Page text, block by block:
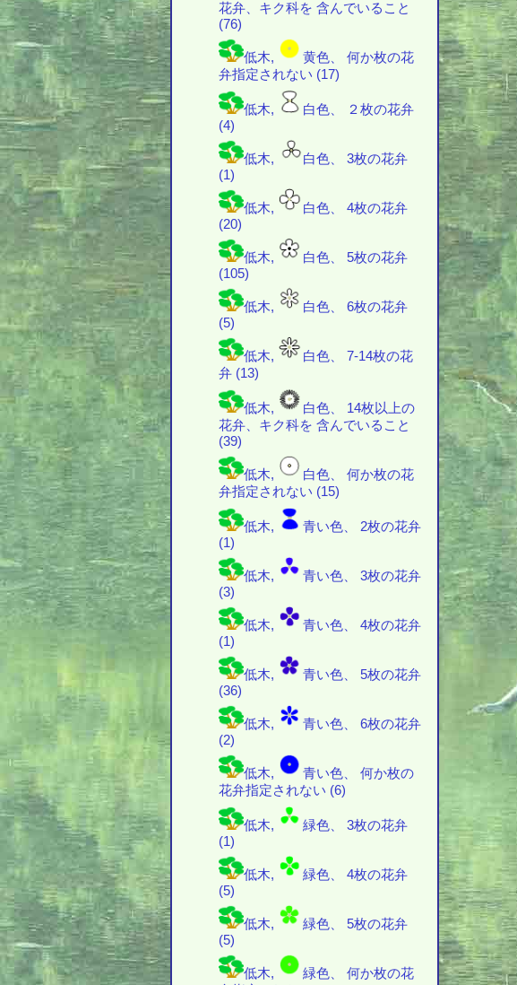
花弁、キク科を 含んでいること
(76)
低木,
黄色、 何か枚の花
弁指定されない (17)
低木,
白色、 ２枚の花弁
(4)
低木,
白色、 3枚の花弁
(1)
低木,
白色、 4枚の花弁
(20)
低木,
白色、 5枚の花弁
(105)
低木,
白色、 6枚の花弁
(5)
低木,
白色、 7-14枚の花
弁 (13)
低木,
白色、 14枚以上の
花弁、キク科を 含んでいること
(39)
低木,
白色、 何か枚の花
弁指定されない (15)
低木,
青い色、 2枚の花弁
(1)
低木,
青い色、 3枚の花弁
(3)
低木,
青い色、 4枚の花弁
(1)
低木,
青い色、 5枚の花弁
(36)
低木,
青い色、 6枚の花弁
(2)
低木,
青い色、 何か枚の
花弁指定されない (6)
低木,
緑色、 3枚の花弁
(1)
低木,
緑色、 4枚の花弁
(5)
低木,
緑色、 5枚の花弁
(5)
低木,
緑色、 何か枚の花